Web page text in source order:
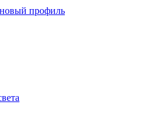
профиль